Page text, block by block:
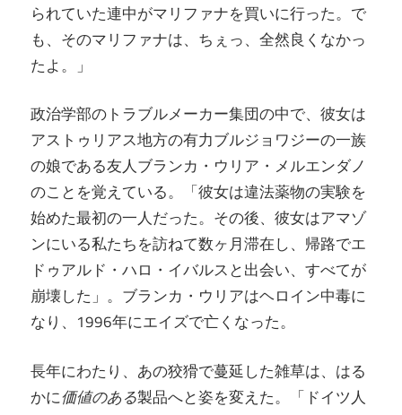
られていた連中がマリファナを買いに行った。で
も、そのマリファナは、ちぇっ、全然良くなかっ
たよ。」
政治学部のトラブルメーカー集団の中で、彼女は
アストゥリアス地方の有力ブルジョワジーの一族
の娘である友人ブランカ・ウリア・メルエンダノ
のことを覚えている。「彼女は違法薬物の実験を
始めた最初の一人だった。その後、彼女はアマゾ
ンにいる私たちを訪ねて数ヶ月滞在し、帰路でエ
ドゥアルド・ハロ・イバルスと出会い、すべてが
崩壊した」。ブランカ・ウリアはヘロイン中毒に
なり、1996年にエイズで亡くなった。
長年にわたり、あの狡猾で蔓延した雑草は、はる
かに価値のある製品へと姿を変えた。「ドイツ人